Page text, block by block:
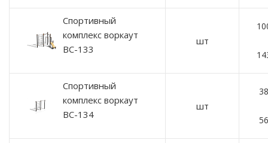
Спортивный
комплекс воркаут
ВС-133
шт
Спортивный
комплекс воркаут
ВС-134
шт